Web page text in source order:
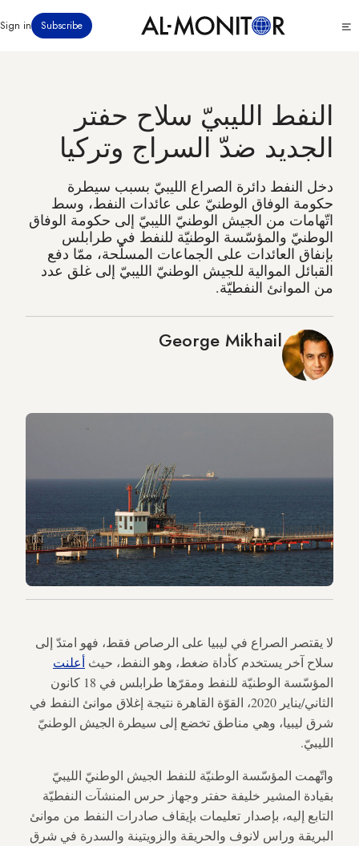
إلى
Subscribe
Sign in
النفط الليبيّ سلاح حفتر
الجديد ضدّ السراج وتركيا
دخل النفط دائرة الصراع الليبيّ بسبب سيطرة
حكومة الوفاق الوطنيّ على عائدات النفط، وسط
اتّهامات من الجيش الوطنيّ الليبيّ إلى حكومة الوفاق
الوطنيّ والمؤسّسة الوطنيّة للنفط في طرابلس
بإنفاق العائدات على الجماعات المسلّحة، ممّا دفع
القبائل الموالية للجيش الوطنيّ الليبيّ إلى غلق عدد
من الموانئ النفطيّة.
George Mikhail
لا يقتصر الصراع في ليبيا على الرصاص فقط، فهو امتدّ إلى
سلاح آخر يستخدم كأداة ضغط، وهو النفط، حيث أعلنت
المؤسّسة الوطنيّة للنفط ومقرّها طرابلس في 18 كانون
الثاني/يناير 2020، القوّة القاهرة نتيجة إغلاق موانئ النفط في
شرق ليبيا، وهي مناطق تخضع إلى سيطرة الجيش الوطنيّ
الليبيّ.
واتّهمت المؤسّسة الوطنيّة للنفط الجيش الوطنيّ الليبيّ
بقيادة المشير خليفة حفتر وجهاز حرس المنشآت النفطيّة
التابع إليه، بإصدار تعليمات بإيقاف صادرات النفط من موانئ
البريقة وراس لانوف والحريقة والزويتينة والسدرة في شرق